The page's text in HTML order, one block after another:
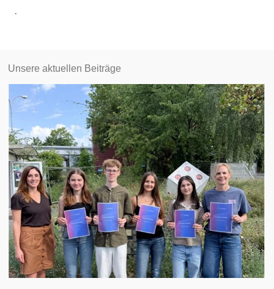
.
Unsere aktuellen Beiträge